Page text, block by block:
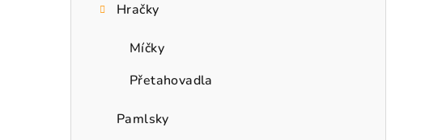
Hračky
Míčky
Přetahovadla
Pamlsky